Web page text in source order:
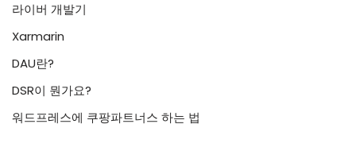
라이버 개발기
Xarmarin
DAU란?
DSR이 뭔가요?
워드프레스에 쿠팡파트너스 하는 법